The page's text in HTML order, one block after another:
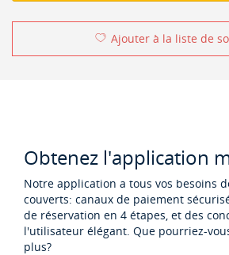
Ajouter à la liste de
Obtenez l'application
Notre application a tous vos besoins
couverts: canaux de paiement
de réservation en 4 étapes, et des
l'utilisateur élégant. Que pourriez-
plus?